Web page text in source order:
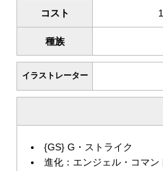
コスト
種族
イラストレーター
{GS} G・ストライク
進化：エンジェル・コマン